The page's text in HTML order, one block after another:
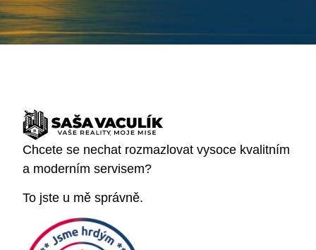
Chcete se nechat rozmazlovat vysoce kvalitním
a moderním servisem?
To jste u mě správně.